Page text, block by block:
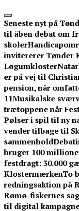
Seneste nyt på
til åben debat om
skoler
invitererer Tønder
Løgumkloster
er på vej til
pension, når
11Musikalske
trætoppene når
Pølser i spil til ny
vender tilbage til
sammenhold
bruger 100
festdragt: 30.000
KlostermærkenTo
redningsaktion på
Rømø-fiskernes sag
til digital